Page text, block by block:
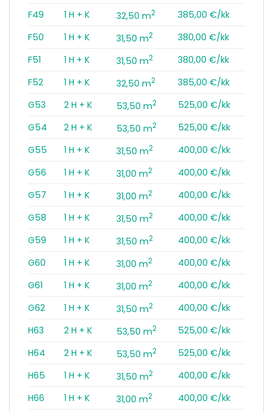
F49
1 H + K 32,50 m2
385,00 €/kk
F50
1 H + K 31,50 m2
380,00 €/kk
F51
1 H + K 31,50 m2
380,00 €/kk
F52
1 H + K 32,50 m2
385,00 €/kk
G53
2 H + K 53,50 m2
525,00 €/kk
G54
2 H + K 53,50 m2
525,00 €/kk
G55
1 H + K 31,50 m2
400,00 €/kk
G56
1 H + K 31,00 m2
400,00 €/kk
G57
1 H + K 31,00 m2
400,00 €/kk
G58
1 H + K 31,50 m2
400,00 €/kk
G59
1 H + K 31,50 m2
400,00 €/kk
G60
1 H + K 31,00 m2
400,00 €/kk
G61
1 H + K 31,00 m2
400,00 €/kk
G62
1 H + K 31,50 m2
400,00 €/kk
H63
2 H + K 53,50 m2
525,00 €/kk
H64
2 H + K 53,50 m2
525,00 €/kk
H65
1 H + K 31,50 m2
400,00 €/kk
H66
1 H + K 31,00 m2
400,00 €/kk